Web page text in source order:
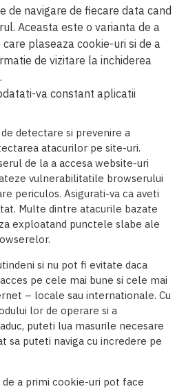
de navigare de fiecare data cand
Aceasta este o varianta de a
plaseaza cookie-uri si de a
de vizitare la inchiderea
va constant aplicatii
detectare si prevenire a
atacurilor pe site-uri.
de la a accesa website-uri
vulnerabilitatile browserului
periculos. Asigurati-va ca aveti
Multe dintre atacurile bazate
exploatand punctele slabe ale
si nu pot fi evitate daca
pe cele mai bune si cele mai
– locale sau internationale. Cu
lor de operare si a
puteti lua masurile necesare
sa puteti naviga cu incredere pe
a primi cookie-uri pot face